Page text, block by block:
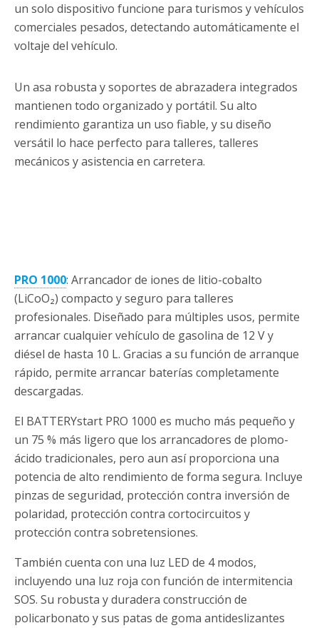
un solo dispositivo funcione para turismos y vehículos
comerciales pesados, detectando automáticamente el
voltaje del vehículo.
Un asa robusta y soportes de abrazadera integrados
mantienen todo organizado y portátil. Su alto
rendimiento garantiza un uso fiable, y su diseño
versátil lo hace perfecto para talleres, talleres
mecánicos y asistencia en carretera.
PRO 1000: Arrancador de iones de litio-cobalto
(LiCoO₂) compacto y seguro para talleres
profesionales. Diseñado para múltiples usos, permite
arrancar cualquier vehículo de gasolina de 12 V y
diésel de hasta 10 L. Gracias a su función de arranque
rápido, permite arrancar baterías completamente
descargadas.
El BATTERYstart PRO 1000 es mucho más pequeño y
un 75 % más ligero que los arrancadores de plomo-
ácido tradicionales, pero aun así proporciona una
potencia de alto rendimiento de forma segura. Incluye
pinzas de seguridad, protección contra inversión de
polaridad, protección contra cortocircuitos y
protección contra sobretensiones.
También cuenta con una luz LED de 4 modos,
incluyendo una luz roja con función de intermitencia
SOS. Su robusta y duradera construcción de
policarbonato y sus patas de goma antideslizantes